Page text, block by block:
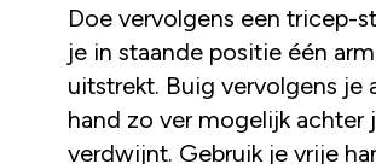
Doe vervolgens een tricep-
je in staande positie één
uitstrekt. Buig vervolgens je
hand zo ver mogelijk achter
verdwijnt. Gebruik je vrije